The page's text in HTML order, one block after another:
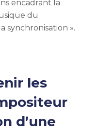
encadrant la
du
synchronisation ».
les
d’une